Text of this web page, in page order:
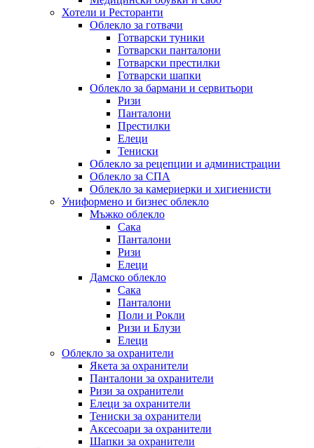
Хотели и Ресторанти
Облекло за готвачи
Готварски туники
Готварски панталони
Готварски престилки
Готварски шапки
Облекло за бармани и сервитьори
Ризи
Панталони
Престилки
Елеци
Тениски
Облекло за рецепции и администрации
Облекло за СПА
Облекло за камериерки и хигиенисти
Униформено и бизнес облекло
Мъжко облекло
Сака
Панталони
Ризи
Елеци
Дамско облекло
Сака
Панталони
Поли и Рокли
Ризи и Блузи
Елеци
Облекло за охранители
Якета за охранители
Панталони за охранители
Ризи за охранители
Елеци за охранители
Тениски за охранители
Аксесоари за охранители
Шапки за охранители